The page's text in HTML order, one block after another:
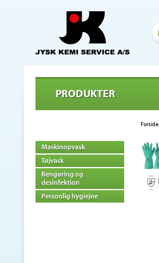
PRODUKTER
Maskinopvask
Tøjvask
Rengøring og
desinfektion
Personlig hygiejne
Forside